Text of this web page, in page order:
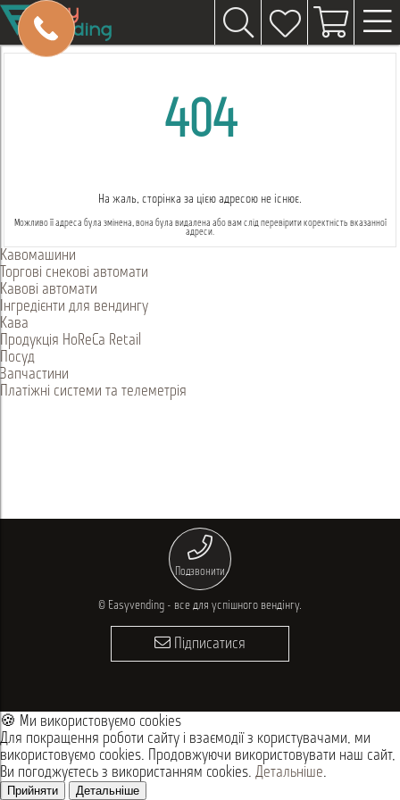
404
На жаль, сторінка за цією адресою не існює.
Можливо її адреса була змінена, вона була видалена або вам слід перевірити коректність вказанної
адреси.
Кавомашини
Торгові снекові автомати
Кавові автомати
Інгредієнти для вендингу
Кава
Продукція HoReCa Retail
Посуд
Запчастини
Платіжні системи та телеметрія
Подзвонити
© Easyvending - все для успішного вендінгу.
Підписатися
🍪 Ми використовуємо cookies
Для покращення роботи сайту і взаємодії з користувачами, ми
використовуємо cookies. Продовжуючи використовувати наш сайт,
Ви погоджуєтесь з використанням cookies. Детальніше.
Прийняти Детальніше